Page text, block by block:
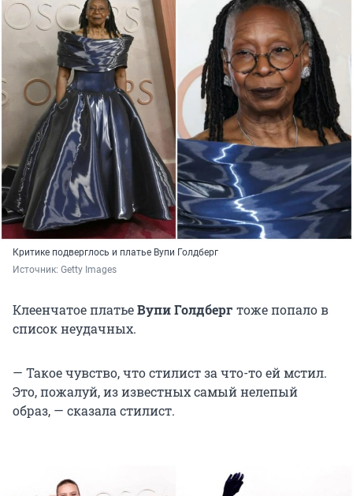
Критике подверглось и платье Вупи Голдберг
Источник: Getty Images
Клеенчатое платьеВупи Голдберг тоже попало в
список неудачных.
— Такое чувство, что стилист за что-то ей мстил.
Это, пожалуй, из известных самый нелепый
образ, — сказала стилист.